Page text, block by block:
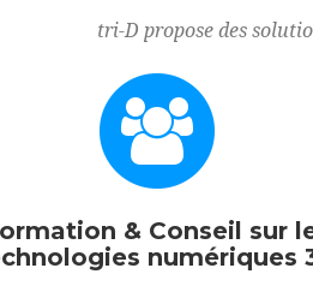
tri-D propose des
& Conseil sur
numériques